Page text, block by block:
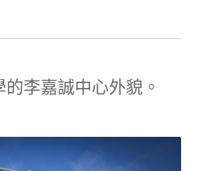
李嘉誠中心外貌。